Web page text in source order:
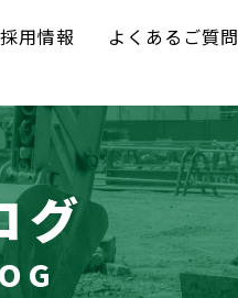
採用情報
よくあるご質問
グ